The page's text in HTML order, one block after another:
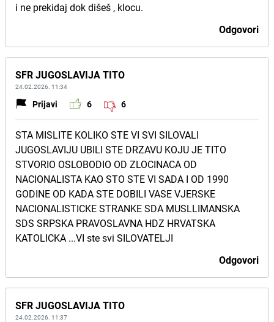
i ne prekidaj dok dišeš , klocu.
Odgovori
SFR JUGOSLAVIJA TITO
24.02.2026. 11:34
Prijavi 6 6
STA MISLITE KOLIKO STE VI SVI SILOVALI
JUGOSLAVIJU UBILI STE DRZAVU KOJU JE TITO
STVORIO OSLOBODIO OD ZLOCINACA OD
NACIONALISTA KAO STO STE VI SADA I OD 1990
GODINE OD KADA STE DOBILI VASE VJERSKE
NACIONALISTICKE STRANKE SDA MUSLLIMANSKA
SDS SRPSKA PRAVOSLAVNA HDZ HRVATSKA
KATOLICKA ...VI ste svi SILOVATELJI
Odgovori
SFR JUGOSLAVIJA TITO
24.02.2026. 11:37